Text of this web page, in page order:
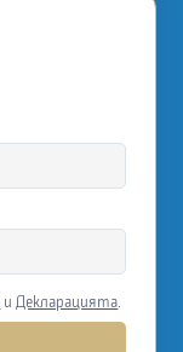
иДекларацията.